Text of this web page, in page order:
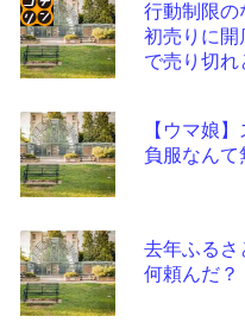
行動制限
初売りに
で売り切
【ウマ娘
負服なん
去年ふるさ
何頼んだ？
コテ
リン
- 固
定リ
ンク
更新
ツー
ル